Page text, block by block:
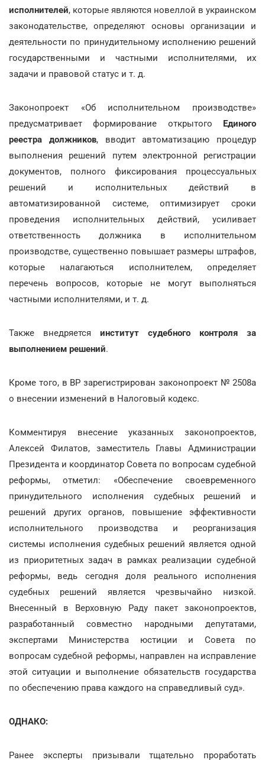
исполнителей, которые являются новеллой в украинском
законодательстве, определяют основы организации и
деятельности по принудительному исполнению решений
государственными и частными исполнителями, их
задачи и правовой статус и т. д.
Законопроект «Об исполнительном производстве»
предусматривает формирование открытого Единого
реестра должников, вводит автоматизацию процедур
выполнения решений путем электронной регистрации
документов, полного фиксирования процессуальных
решений и исполнительных действий в
автоматизированной системе, оптимизирует сроки
проведения исполнительных действий, усиливает
ответственность должника в исполнительном
производстве, существенно повышает размеры штрафов,
которые налагаються исполнителем, определяет
перечень вопросов, которые не могут выполняться
частными исполнителями, и т. д.
Также внедряется институт судебного контроля за
выполнением решений.
Кроме того, в ВР зарегистрирован законопроект № 2508а
о внесении изменений в Налоговый кодекс.
Комментируя внесение указанных законопроектов,
Алексей Филатов, заместитель Главы Администрации
Президента и координатор Совета по вопросам судебной
реформы, отметил: «Обеспечение своевременного
принудительного исполнения судебных решений и
решений других органов, повышение эффективности
исполнительного производства и реорганизация
системы исполнения судебных решений является одной
из приоритетных задач в рамках реализации судебной
реформы, ведь сегодня доля реального исполнения
судебных решений является чрезвычайно низкой.
Внесенный в Верховную Раду пакет законопроектов,
разработанный совместно народными депутатами,
экспертами Министерства юстиции и Совета по
вопросам судебной реформы, направлен на исправление
этой ситуации и выполнение обязательств государства
по обеспечению права каждого на справедливый суд».
ОДНАКО:
Ранее эксперты призывали тщательно проработать